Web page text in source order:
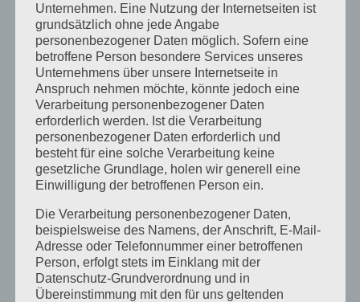
UHRZEIT
18:00
TEILE DIESE VERANSTALTUNG
Unternehmen. Eine Nutzung der Internetseiten ist
grundsätzlich ohne jede Angabe
personenbezogener Daten möglich. Sofern eine
betroffene Person besondere Services unseres
Unternehmens über unsere Internetseite in
Anspruch nehmen möchte, könnte jedoch eine
Verarbeitung personenbezogener Daten
erforderlich werden. Ist die Verarbeitung
personenbezogener Daten erforderlich und
besteht für eine solche Verarbeitung keine
gesetzliche Grundlage, holen wir generell eine
Einwilligung der betroffenen Person ein.
Die Verarbeitung personenbezogener Daten,
beispielsweise des Namens, der Anschrift, E-Mail-
Adresse oder Telefonnummer einer betroffenen
Person, erfolgt stets im Einklang mit der
Datenschutz-Grundverordnung und in
Übereinstimmung mit den für uns geltenden